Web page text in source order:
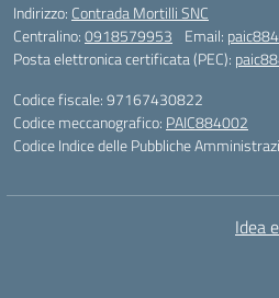
Indirizzo: Contrada Mortilli SNC
Centralino:0918579953 Email:
Posta elettronica certificata (PEC):
Codice fiscale: 97167430822
Codice meccanografico: PAIC884002
Codice Indice delle Pubbliche
Idea